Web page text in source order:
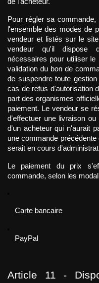
Pour régler sa
l'ensemble des modes de
vendeur et listés sur le
vendeur qu'il dispose
nécessaires pour utiliser
validation du bon de
de suspendre toute
cas de refus d'autorisation
part des organismes
paiement. Le vendeur se
d'effectuer une livraison
d'un acheteur qui n'aurait
une commande
serait en cours
Le paiement du prix
commande, selon les
Carte bancaire
PayPal
Article 11 -